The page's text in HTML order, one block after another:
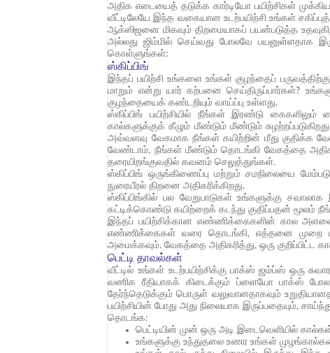
அதிக எடையைத் தடுக்க கார்டியோ பயிற்சிகள்
வீட்டிலேயே இந்த வகையான உடற்பயிற்சி உங்கள்
ஆக்ஸிஜனை மிகவும் திறமையாகப் பயன்படுத்த
அல்லது ஜிம்மில் செய்வது போலவே பயனுள்ளதாக
கொள்ளுங்கள்:
ஸ்கிப்பிங்
இந்தப் பயிற்சி உங்களை உங்கள் குழந்தைப்
மாறும் என்று யார் கற்பனை செய்திருப்பார்கள்?
குழந்தையைக் கண்டறியும் வாய்ப்பு உள்ளது.
ஸ்கிப்பிங் பயிற்சியில் நீங்கள் இரண்டு
கால்களுக்குக் கீழும் மீண்டும் மீண்டும்
அவ்வளவு வேகமாக நீங்கள் கயிற்றின் மீது குதிக்க
வேண்டாம், நீங்கள் மீண்டும் தொடங்கி வேகத்தை
தரையிறங்குவதில் கவனம் செலுத்துங்கள்.
ஸ்கிப்பிங் ஒருங்கிணைப்பு மற்றும் சமநிலையை
நுரையீரல் திறனை அதிகரிக்கிறது.
ஸ்கிப்பிங்கில் பல வேறுபாடுகள் உங்களுக்கு
கட்டிக்கொண்டு கயிற்றைக் கடந்து குதிப்பதன் மூலம்
இந்தப் பயிற்சிக்கான எண்ணிக்கைகளின் கால அளவை
எண்ணிக்கைகள் வரை தொடங்கி, எத்தனை முறை
அமைக்கவும். வேகத்தை அதிகரித்து, ஒரு
பெட்டி தாவல்கள்
வீட்டில் உங்கள் உடற்பயிற்சிக்கு பாக்ஸ் ஜம்ப்ஸ் ஒரு
வணிக ரீதியாகக் கிடைக்கும் ப்ளையோ பாக்ஸ் போல.
தேர்ந்தெடுக்கும் பொருள் வலுவானதாகவும்
பயிற்சியின் போது அது நிலையாக இருப்பதையும்,
தொடங்க:
பெட்டியின் முன் ஒரு அடி இடைவெளியில்
உங்களுக்கு உந்துதலை உணர உங்கள்